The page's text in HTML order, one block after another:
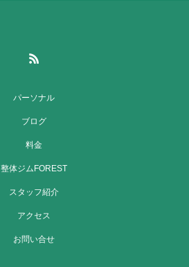
パーソナル
ブログ
料金
整体ジムFOREST
スタッフ紹介
アクセス
お問い合せ